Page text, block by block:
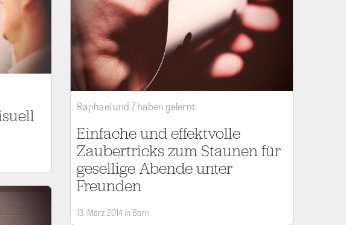
Raphael und 7 haben gelernt:
Einfache und effektvolle
Zaubertricks zum Staunen für
gesellige Abende unter
Freunden
13. März 2014 in Bern